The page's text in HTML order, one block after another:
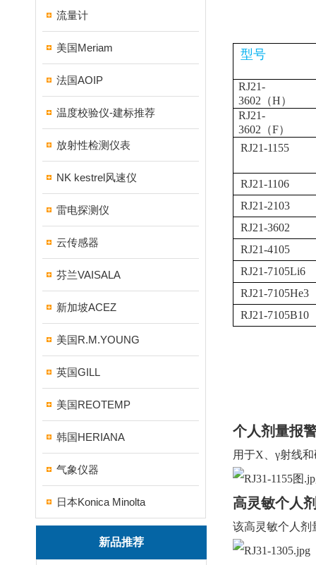
流量计
美国Meriam
法国AOIP
温度校验仪-建标推荐
放射性检测仪表
NK kestrel风速仪
雷电探测仪
云传感器
芬兰VAISALA
新加坡ACEZ
美国R.M.YOUNG
英国GILL
美国REOTEMP
韩国HERIANA
气象仪器
日本Konica Minolta
新品推荐
型号
RJ21-
3602 （H）
RJ21-
3602 （F）
RJ21-1155
RJ21-1106
RJ21-2103
RJ21-3602
RJ21-4105
RJ21-7105Li6
RJ21-7105He3
RJ21-7105B10
个人剂量报
用于X、γ射线
高灵敏个人
该高灵敏个人剂